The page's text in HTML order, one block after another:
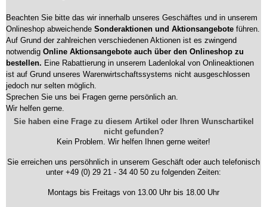
Beachten Sie bitte das wir innerhalb unseres Geschäftes und in unserem
Onlineshop abweichende Sonderaktionen und Aktionsangebote führen.
Auf Grund der zahlreichen verschiedenen Aktionen ist es zwingend
notwendig Online Aktionsangebote auch über den Onlineshop zu
bestellen. Eine Rabattierung in unserem Ladenlokal von Onlineaktionen
ist auf Grund unseres Warenwirtschaftssystems nicht ausgeschlossen
jedoch nur selten möglich.
Sprechen Sie uns bei Fragen gerne persönlich an.
Wir helfen gerne.
Sie haben eine Frage zu diesem Artikel oder Ihren Wunschartikel
nicht gefunden?
Kein Problem. Wir helfen Ihnen gerne weiter!
Sie erreichen uns persöhnlich in unserem Geschäft oder auch telefonisch
unter +49 (0) 29 21 - 34 40 50 zu folgenden Zeiten:
Montags bis Freitags von 13.00 Uhr bis 18.00 Uhr